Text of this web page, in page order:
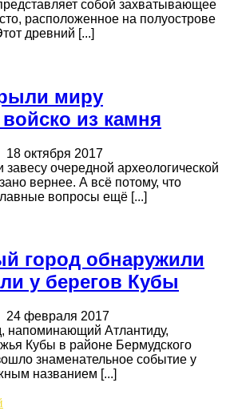
собой захватывающее
расположенное на полуострове
древний [...]
миру
из камня
18 октября 2017
очередной археологической
вернее. А всё потому, что
вопросы ещё [...]
город обнаружили
у берегов Кубы
24 февраля 2017
напоминающий Атлантиду,
Кубы в районе Бермудского
знаменательное событие у
названием [...]